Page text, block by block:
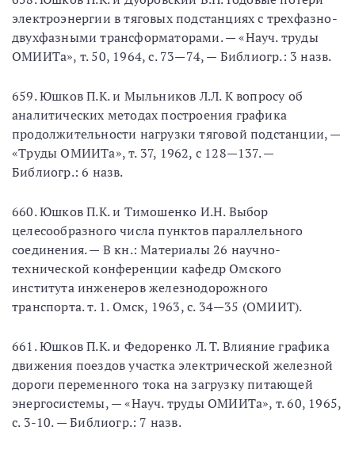
электроэнергии в тяговых подстанциях с трехфазно-
двухфазными трансформаторами. — «Науч. труды
ОМИИТа», т. 50, 1964, с. 73—74, — Библиогр.: 3 назв.
659. Юшков П.К. и Мыльников Л.Л. К вопросу об
аналитических методах построения графика
продолжительности нагрузки тяговой подстанции, —
«Труды ОМИИТа», т. 37, 1962, с 128—137. —
Библиогр.: 6 назв.
660. Юшков П.К. и Тимошенко И.Н. Выбор
целесообразного числа пунктов параллельного
соединения. — В кн.: Материалы 26 научно-
технической конференции кафедр Омского
института инженеров железнодорожного
транспорта. т. 1. Омск, 1963, с. 34—35 (ОМИИТ).
661. Юшков П.К. и Федоренко Л. Т. Влияние графика
движения поездов участка электрической железной
дороги переменного тока на загрузку питающей
энергосистемы, — «Науч. труды ОМИИТа», т. 60, 1965,
с. 3-10. — Библиогр.: 7 назв.